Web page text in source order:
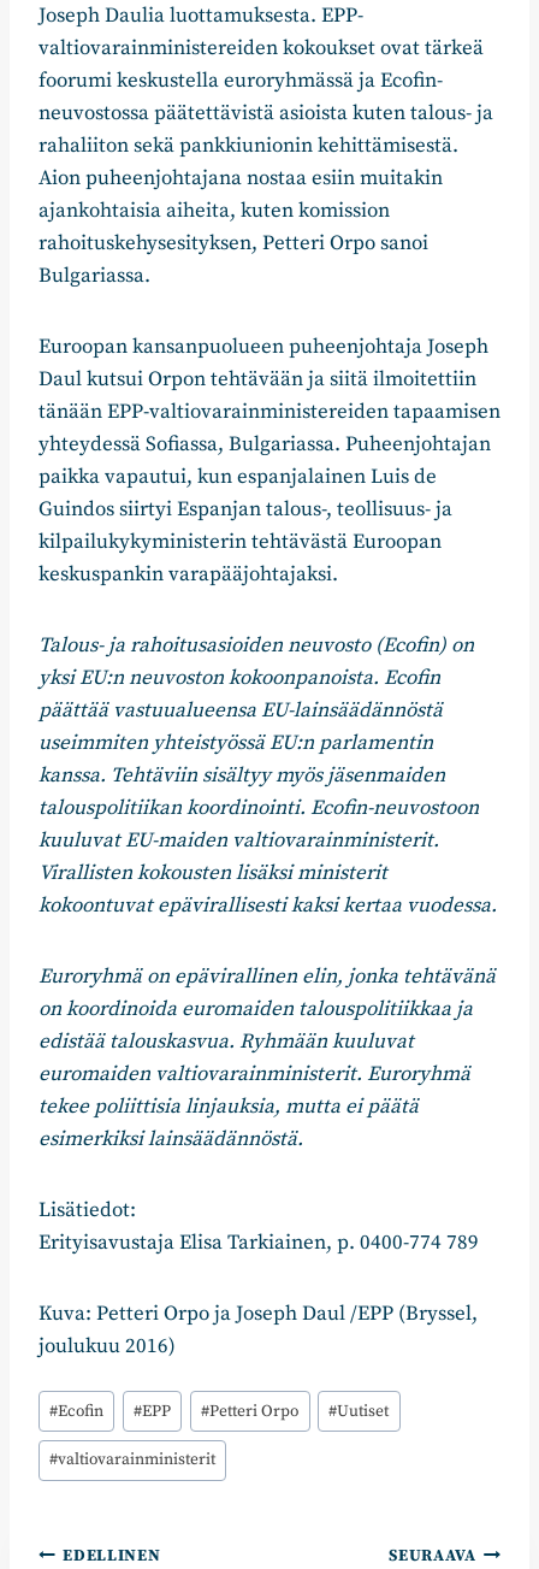
Joseph Daulia luottamuksesta. EPP-
valtiovarainministereiden kokoukset ovat tärkeä
foorumi keskustella euroryhmässä ja Ecofin-
neuvostossa päätettävistä asioista kuten talous- ja
rahaliiton sekä pankkiunionin kehittämisestä.
Aion puheenjohtajana nostaa esiin muitakin
ajankohtaisia aiheita, kuten komission
rahoituskehysesityksen, Petteri Orpo sanoi
Bulgariassa.
Euroopan kansanpuolueen puheenjohtaja Joseph
Daul kutsui Orpon tehtävään ja siitä ilmoitettiin
tänään EPP-valtiovarainministereiden tapaamisen
yhteydessä Sofiassa, Bulgariassa. Puheenjohtajan
paikka vapautui, kun espanjalainen Luis de
Guindos siirtyi Espanjan talous-, teollisuus- ja
kilpailukykyministerin tehtävästä Euroopan
keskuspankin varapääjohtajaksi.
Talous- ja rahoitusasioiden neuvosto (Ecofin) on
yksi EU:n neuvoston kokoonpanoista. Ecofin
päättää vastuualueensa EU-lainsäädännöstä
useimmiten yhteistyössä EU:n parlamentin
kanssa. Tehtäviin sisältyy myös jäsenmaiden
talouspolitiikan koordinointi. Ecofin-neuvostoon
kuuluvat EU-maiden valtiovarainministerit.
Virallisten kokousten lisäksi ministerit
kokoontuvat epävirallisesti kaksi kertaa vuodessa.
Euroryhmä on epävirallinen elin, jonka tehtävänä
on koordinoida euromaiden talouspolitiikkaa ja
edistää talouskasvua. Ryhmään kuuluvat
euromaiden valtiovarainministerit. Euroryhmä
tekee poliittisia linjauksia, mutta ei päätä
esimerkiksi lainsäädännöstä.
Lisätiedot:
Erityisavustaja Elisa Tarkiainen, p. 0400-774 789
Kuva: Petteri Orpo ja Joseph Daul /EPP (Bryssel,
joulukuu 2016)
Avainsanat:
#Ecofin #EPP #Petteri Orpo #Uutiset
#valtiovarainministerit
EDELLINEN SEURAAVA